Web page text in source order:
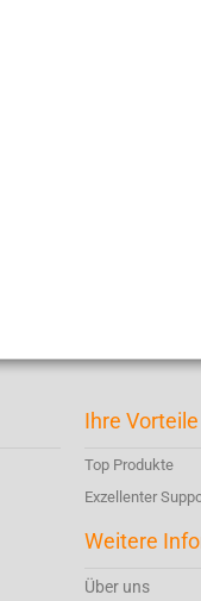
Ihre
Top Produkte
Exzellenter
Weitere
Über uns